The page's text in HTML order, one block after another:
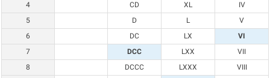
4
CD XL
IV
5
D L
V
6
DC LX
VI
7
DCC LXX
VII
8
DCCC LXXX
VIII